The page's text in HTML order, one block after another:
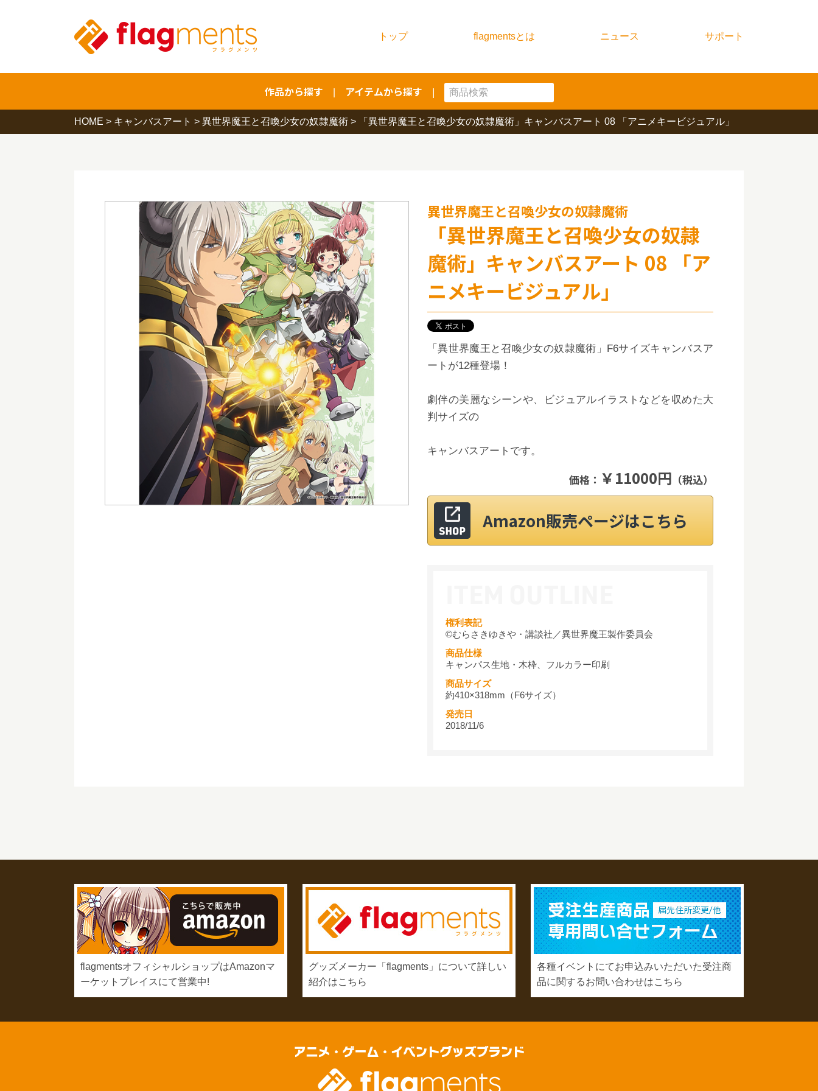
トップ flagmentsとは ニュース サポート
作品から探す アイテムから探す
HOME > キャンバスアート > 異世界魔王と召喚少女の奴隷魔術 > 「異世界魔王と召喚少女の奴隷魔術」キャンバスアート 08 「アニメキービジュアル」
異世界魔王と召喚少女の奴隷魔術
「異世界魔王と召喚少女の奴隷
魔術」キャンバスアート 08 「ア
ニメキービジュアル」
「異世界魔王と召喚少女の奴隷魔術」F6サイズキャンバスア
ートが12種登場！
劇伴の美麗なシーンや、ビジュアルイラストなどを収めた大
判サイズの
キャンバスアートです。
価格： ￥11000円 （税込）
Amazon販売ページはこちら
権利表記
©むらさきゆきや・講談社／異世界魔王製作委員会
商品仕様
キャンパス生地・木枠、フルカラー印刷
商品サイズ
約410×318mm（F6サイズ）
発売日
2018/11/6
flagmentsオフィシャルショップはAmazonマ
ーケットプレイスにて営業中!
グッズメーカー「flagments」について詳しい
紹介はこちら
各種イベントにてお申込みいただいた受注商
品に関するお問い合わせはこちら